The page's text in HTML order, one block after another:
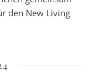
den New Living